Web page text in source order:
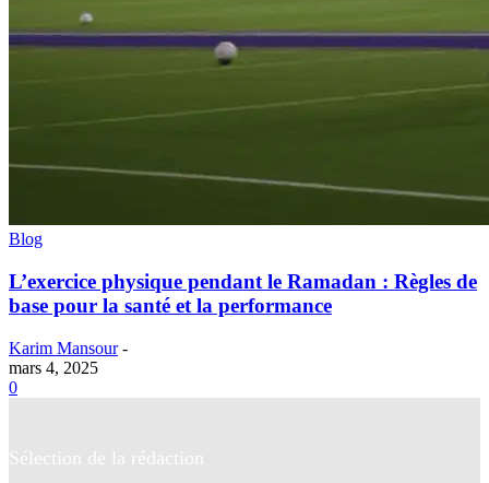
Blog
L’exercice physique pendant le Ramadan : Règles de
base pour la santé et la performance
Karim Mansour -
mars 4, 2025
0
Sélection de la rédaction